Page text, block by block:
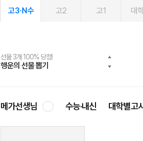
고3·N수 고2 고1 대
선물 3개 100% 당첨!
행운의 선물 뽑기
선물 100% 증정!
메가스터디 X 올리브
여름방학 스터디 캐시백
메가런 썸머스쿨
2027 러셀 단과
강사 공개선발
스마트러닝앱
설문 EVENT
메가패스
3일 무료 체험권
메가패스 수강생 무료혜택!
메가클럽 멤버십
사회공헌 캠페인
희망이룸 메가나눔
메가선생님 수능·내신 대학별고